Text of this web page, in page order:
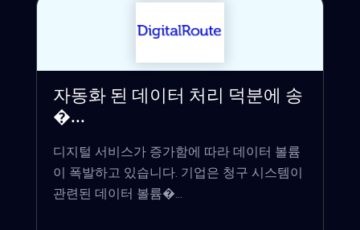
자동화 된 데이터 처리 덕분에 송
�...
디지털 서비스가 증가함에 따라 데이터 볼륨
이 폭발하고 있습니다. 기업은 청구 시스템이
관련된 데이터 볼륨�...